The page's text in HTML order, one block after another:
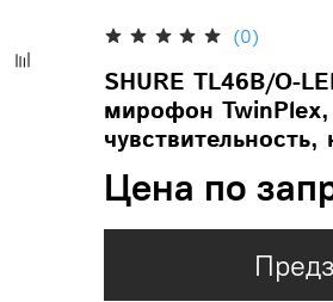
(0)
SHURE TL46B/O-
мирофон TwinPlex,
чувствительность,
Цена по